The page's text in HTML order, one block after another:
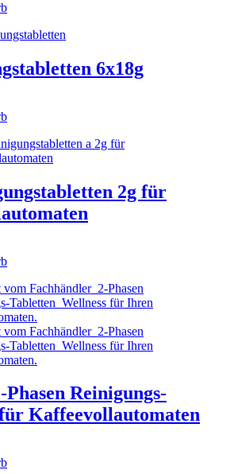
6x18g
2g für
Phasen Reinigungs-
Kaffeevollautomaten